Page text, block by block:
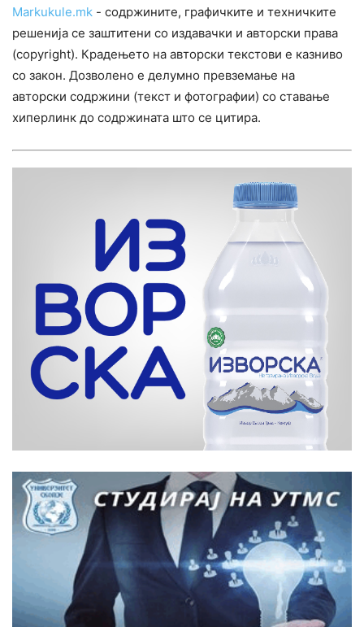
Markukule.mk - содржините, графичките и техничките
решенија се заштитени со издавачки и авторски права
(copyright). Крадењето на авторски текстови е казниво
со закон. Дозволено е делумно превземање на
авторски содржини (текст и фотографии) со ставање
хиперлинк до содржината што се цитира.